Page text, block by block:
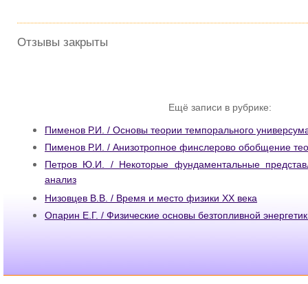
Отзывы закрыты
Ещё записи в рубрике:
Пименов Р.И. / Основы теории темпорального
Пименов Р.И. / Анизотропное финслерово обобщение
Петров Ю.И. / Некоторые фундаментальные
анализ
Низовцев В.В. / Время и место физики ХХ века
Опарин Е.Г. / Физические основы безтопливной